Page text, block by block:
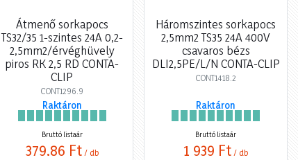
Átmenő sorkapocs
TS32/35 1-szintes 24A 0,2-
2,5mm2/érvéghüvely
piros RK 2,5 RD CONTA-
CLIP
CONT1296.9
Raktáron
Bruttó listaár
379,86 Ft / db
Háromszintes sorkapocs
2,5mm2 TS35 24A 400V
csavaros bézs
DLI2,5PE/L/N CONTA-CLIP
CONT1418.2
Raktáron
Bruttó listaár
1 939 Ft / db